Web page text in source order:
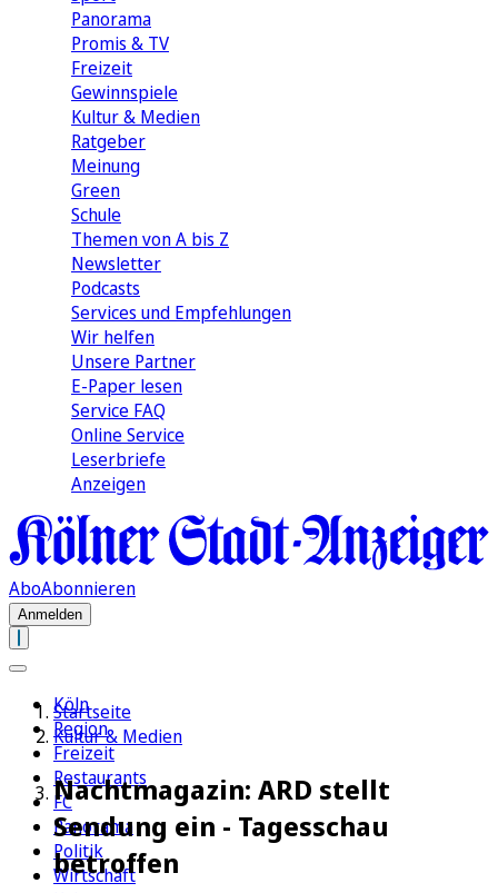
Panorama
Promis & TV
Freizeit
Gewinnspiele
Kultur & Medien
Ratgeber
Meinung
Green
Schule
Themen von A bis Z
Newsletter
Podcasts
Services und Empfehlungen
Wir helfen
Unsere Partner
E-Paper lesen
Service FAQ
Online Service
Leserbriefe
Anzeigen
AboAbonnieren
Anmelden
Köln
Region
Freizeit
Restaurants
FC
Panorama
Politik
Wirtschaft
Startseite
Kultur & Medien
Nachtmagazin: ARD stellt
Sendung ein - Tagesschau
betroffen